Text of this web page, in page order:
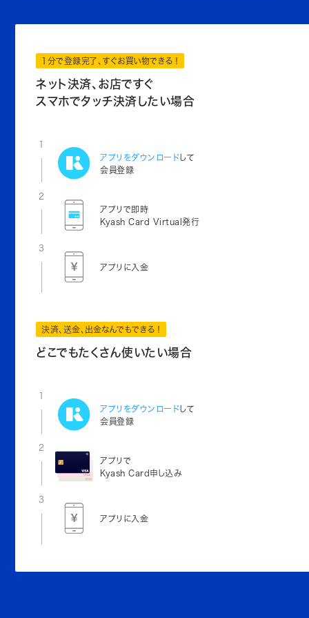
1分で登録完了、すぐお買い物できる！
ネット決済、お店ですぐ
スマホでタッチ決済したい場合
アプリをダウンロードして
会員登録
2
アプリで即時
Kyash Card Virtual発行
3
アプリに入金
決済、送金、出金なんでもできる！
どこでもたくさん使いたい場合
アプリをダウンロードして
会員登録
2
アプリで
Kyash Card申し込み
3
アプリに入金